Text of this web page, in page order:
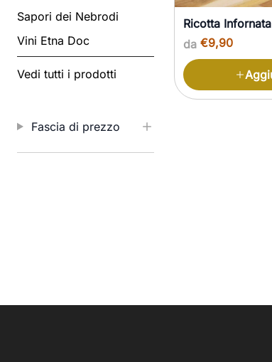
Sapori dei Nebrodi
Vini Etna Doc
Vedi tutti i prodotti
Fascia di prezzo
Ricotta
da €9,90